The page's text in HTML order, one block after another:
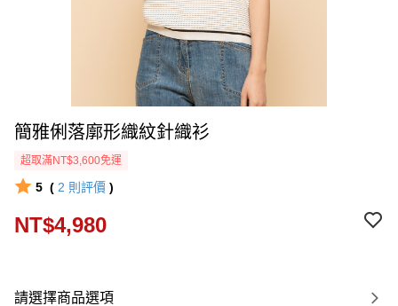
簡雅俐落廓形織紋針織衫
超取滿NT$3,600免運
5 ( 2 則評價 )
NT$4,980
請選擇商品選項